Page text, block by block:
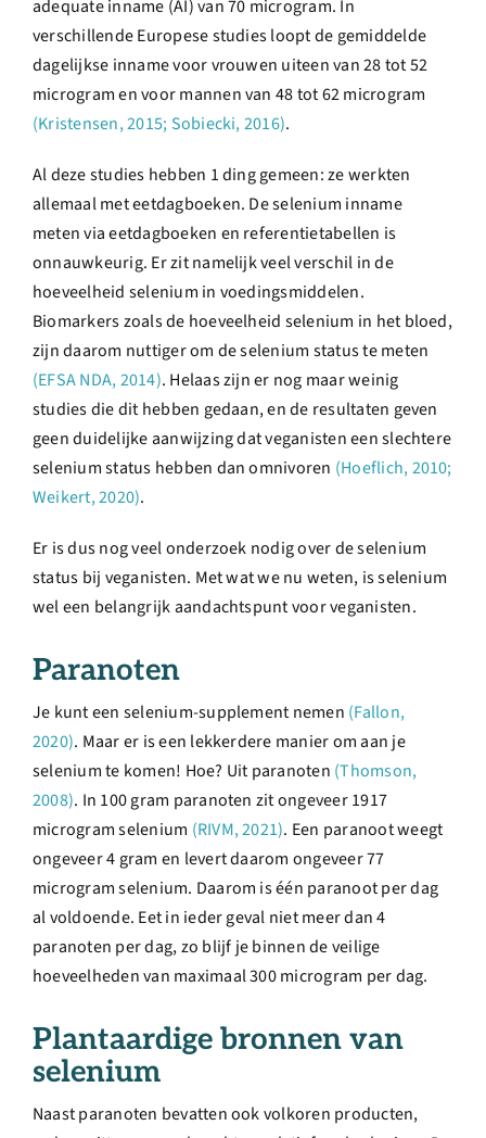
adequate inname (AI) van 70 microgram. In
verschillende Europese studies loopt de gemiddelde
dagelijkse inname voor vrouwen uiteen van 28 tot 52
microgram en voor mannen van 48 tot 62 microgram
(Kristensen, 2015; Sobiecki, 2016).
Al deze studies hebben 1 ding gemeen: ze werkten
allemaal met eetdagboeken. De selenium inname
meten via eetdagboeken en referentietabellen is
onnauwkeurig. Er zit namelijk veel verschil in de
hoeveelheid selenium in voedingsmiddelen.
Biomarkers zoals de hoeveelheid selenium in het bloed,
zijn daarom nuttiger om de selenium status te meten
(EFSA NDA, 2014). Helaas zijn er nog maar weinig
studies die dit hebben gedaan, en de resultaten geven
geen duidelijke aanwijzing dat veganisten een slechtere
selenium status hebben dan omnivoren (Hoeflich, 2010;
Weikert, 2020).
Er is dus nog veel onderzoek nodig over de selenium
status bij veganisten. Met wat we nu weten, is selenium
wel een belangrijk aandachtspunt voor veganisten.
Paranoten
Je kunt een selenium-supplement nemen (Fallon,
2020). Maar er is een lekkerdere manier om aan je
selenium te komen! Hoe? Uit paranoten (Thomson,
2008). In 100 gram paranoten zit ongeveer 1917
microgram selenium (RIVM, 2021). Een paranoot weegt
ongeveer 4 gram en levert daarom ongeveer 77
microgram selenium. Daarom is één paranoot per dag
al voldoende. Eet in ieder geval niet meer dan 4
paranoten per dag, zo blijf je binnen de veilige
hoeveelheden van maximaal 300 microgram per dag.
Plantaardige bronnen van
selenium
Naast paranoten bevatten ook volkoren producten,